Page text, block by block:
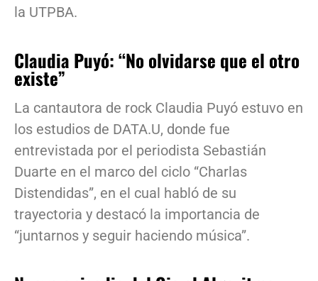
la UTPBA.
Claudia Puyó: “No olvidarse que el otro
existe”
La cantautora de rock Claudia Puyó estuvo en
los estudios de DATA.U, donde fue
entrevistada por el periodista Sebastián
Duarte en el marco del ciclo “Charlas
Distendidas”, en el cual habló de su
trayectoria y destacó la importancia de
“juntarnos y seguir haciendo música”.